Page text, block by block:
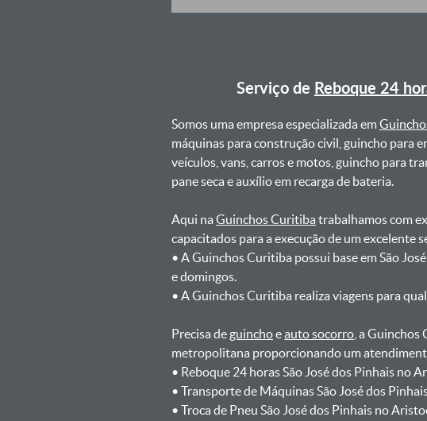
Serviço de Reboque 24
Somos uma empresa especializada em
máquinas para construção civil, guincho para
veículos, vans, carros e motos, guincho para
pane seca e auxílio em recarga de bateria. ㅤㅤ
Aqui naGuinchos Curitiba trabalhamos com
capacitados para a execução de um excelente
ㅤㅤ• A Guinchos Curitiba possui base em São
e domingos.
ㅤㅤ• A Guinchos Curitiba realiza viagens para
Precisa de guinchoeauto socorro , a
metropolitana proporcionando um
ㅤㅤ• Reboque 24 horas São José dos Pinhais no
ㅤㅤ• Transporte de Máquinas São José dos
ㅤㅤ• Troca de Pneu São José dos Pinhais no